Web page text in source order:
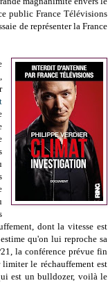
public France Télévisions
de représenter la France
dont la vitesse est
qu'on lui reproche sa
la conférence prévue fin
le réchauffement est
est un bulldozer, voilà le